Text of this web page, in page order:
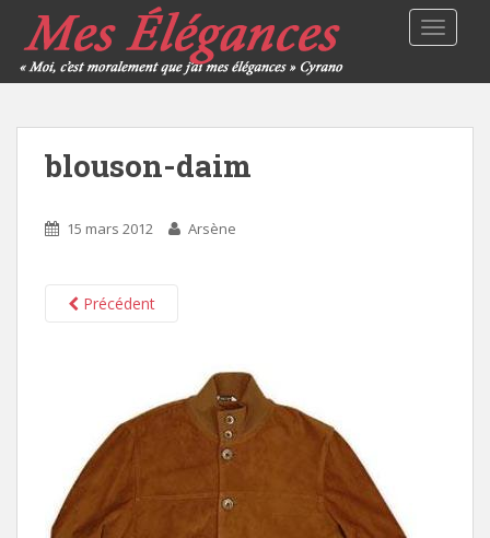
blouson-daim
15 mars 2012 Arsène
Précédent